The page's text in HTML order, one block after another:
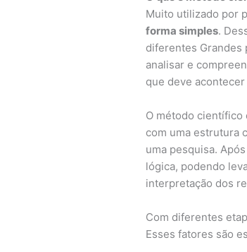
Muito utilizado por
forma simples.
diferentes Grandes
analisar e
que deve
O método científico
com uma estrutura
uma pesquisa.
lógica, podendo
interpretação dos
Com diferentes
Esses fatores são